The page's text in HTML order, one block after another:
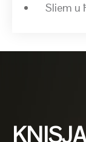
Sliem u